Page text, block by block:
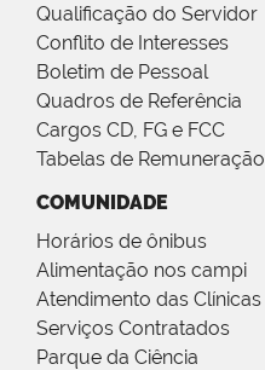
Qualificação do Servidor
Conflito de Interesses
Boletim de Pessoal
Quadros de Referência
Cargos CD, FG e FCC
Tabelas de Remuneração
COMUNIDADE
Horários de ônibus
Alimentação nos campi
Atendimento das Clínicas
Serviços Contratados
Parque da Ciência